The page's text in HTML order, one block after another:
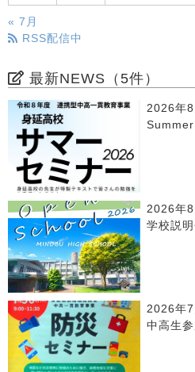
« 7月
RSS配信中
最新NEWS（5件）
2026年8
2026年8
学校説明
2026年7
中高生